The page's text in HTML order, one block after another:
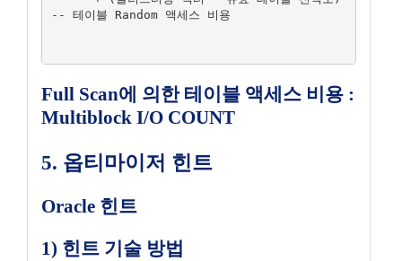
-- 테이블 Random 액세스 비용
Full Scan에 의한 테이블 액세스 비용 :
Multiblock I/O COUNT
5. 옵티마이저 힌트
Oracle 힌트
1) 힌트 기술 방법